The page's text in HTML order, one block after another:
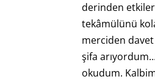
derinden
tekâmülünü
merciden
şifa
okudum. Kalbim